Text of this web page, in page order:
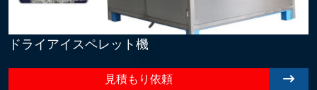
ドライアイスペレット機
見積もり依頼